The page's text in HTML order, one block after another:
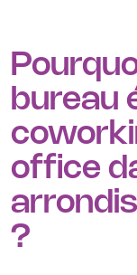
bureau
office
?